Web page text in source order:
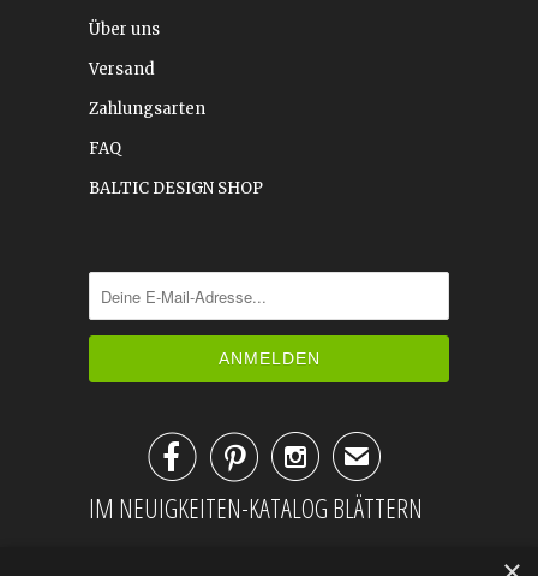
Über uns
Versand
Zahlungsarten
FAQ
BALTIC DESIGN SHOP
✉
IM NEUIGKEITEN-KATALOG BLÄTTERN